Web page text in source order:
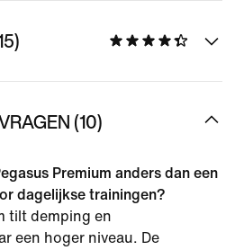
(10)
Premium anders dan een
dagelijkse trainingen?
tilt demping en
een hoger niveau. De